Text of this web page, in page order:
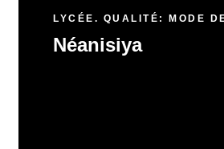
LYCÉE. QUALITÉ: MODE
Néanisiya